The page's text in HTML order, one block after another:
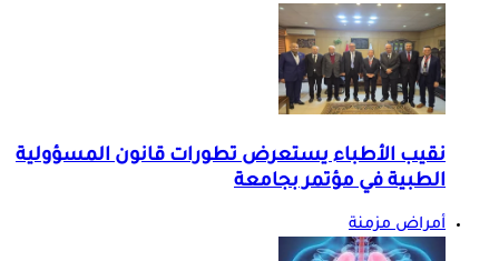
نقيب الأطباء يستعرض تطورات قانون المسؤولية
الطبية في مؤتمر بجامعة
أمراض مزمنة